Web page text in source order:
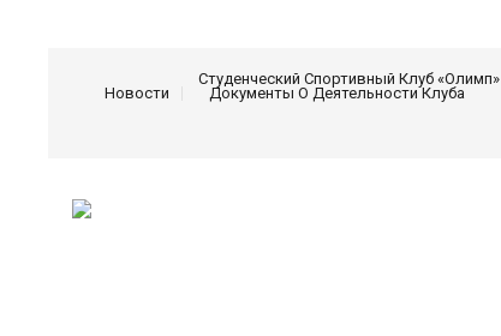
Новости
Студенческий Спортивный Клуб «Олимп»
Документы О Деятельности Клуба